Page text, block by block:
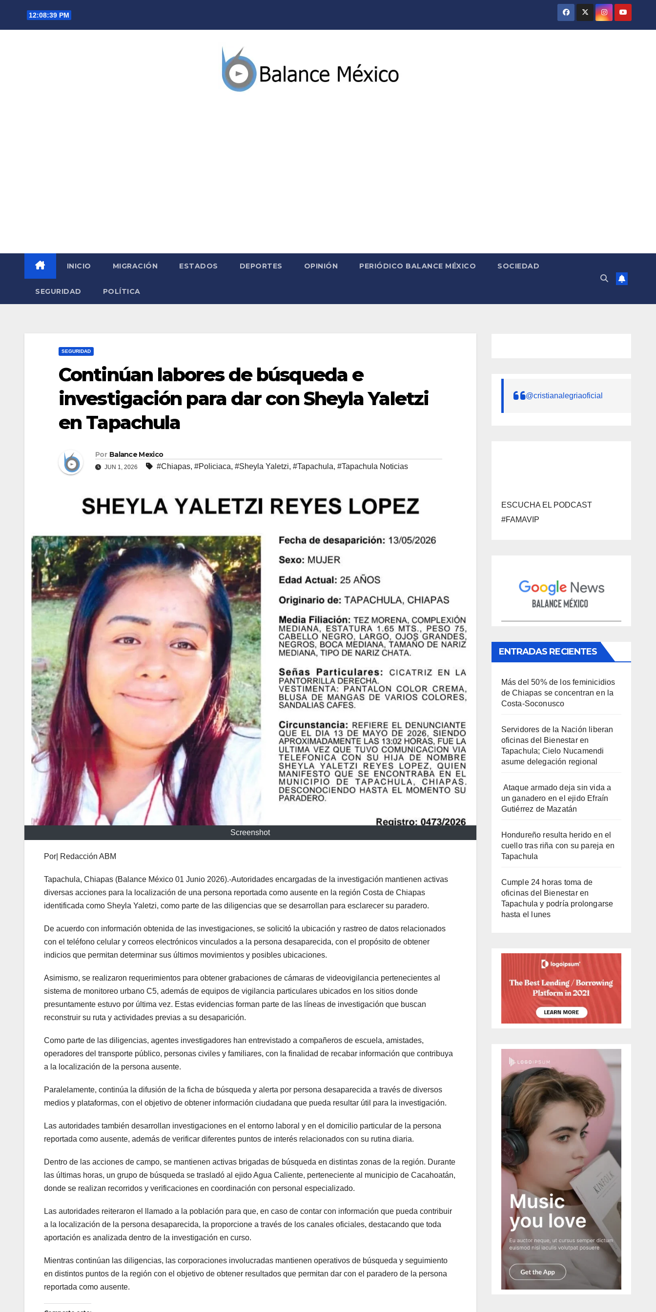
12:08:40 PM
INICIO MIGRACIÓN ESTADOS DEPORTES OPINIÓN PERIÓDICO BALANCE MÉXICO SOCIEDAD
SEGURIDAD POLÍTICA
SEGURIDAD
Continúan labores de búsqueda e
investigación para dar con Sheyla Yaletzi
en Tapachula
Por Balance Mexico
JUN 1, 2026 #Chiapas, #Policiaca, #Sheyla Yaletzi, #Tapachula, #Tapachula Noticias
Screenshot
Por| Redacción ABM
Tapachula, Chiapas (Balance México 01 Junio 2026).-Autoridades encargadas de la investigación mantienen activas
diversas acciones para la localización de una persona reportada como ausente en la región Costa de Chiapas
identificada como Sheyla Yaletzi, como parte de las diligencias que se desarrollan para esclarecer su paradero.
De acuerdo con información obtenida de las investigaciones, se solicitó la ubicación y rastreo de datos relacionados
con el teléfono celular y correos electrónicos vinculados a la persona desaparecida, con el propósito de obtener
indicios que permitan determinar sus últimos movimientos y posibles ubicaciones.
Asimismo, se realizaron requerimientos para obtener grabaciones de cámaras de videovigilancia pertenecientes al
sistema de monitoreo urbano C5, además de equipos de vigilancia particulares ubicados en los sitios donde
presuntamente estuvo por última vez. Estas evidencias forman parte de las líneas de investigación que buscan
reconstruir su ruta y actividades previas a su desaparición.
Como parte de las diligencias, agentes investigadores han entrevistado a compañeros de escuela, amistades,
operadores del transporte público, personas civiles y familiares, con la finalidad de recabar información que contribuya
a la localización de la persona ausente.
Paralelamente, continúa la difusión de la ficha de búsqueda y alerta por persona desaparecida a través de diversos
medios y plataformas, con el objetivo de obtener información ciudadana que pueda resultar útil para la investigación.
Las autoridades también desarrollan investigaciones en el entorno laboral y en el domicilio particular de la persona
reportada como ausente, además de verificar diferentes puntos de interés relacionados con su rutina diaria.
Dentro de las acciones de campo, se mantienen activas brigadas de búsqueda en distintas zonas de la región. Durante
las últimas horas, un grupo de búsqueda se trasladó al ejido Agua Caliente, perteneciente al municipio de Cacahoatán,
donde se realizan recorridos y verificaciones en coordinación con personal especializado.
Las autoridades reiteraron el llamado a la población para que, en caso de contar con información que pueda contribuir
a la localización de la persona desaparecida, la proporcione a través de los canales oficiales, destacando que toda
aportación es analizada dentro de la investigación en curso.
Mientras continúan las diligencias, las corporaciones involucradas mantienen operativos de búsqueda y seguimiento
en distintos puntos de la región con el objetivo de obtener resultados que permitan dar con el paradero de la persona
reportada como ausente.
@cristianalegriaoficial
ESCUCHA EL PODCAST
#FAMAVIP
ENTRADAS RECIENTES
Más del 50% de los feminicidios
de Chiapas se concentran en la
Costa-Soconusco
Servidores de la Nación liberan
oficinas del Bienestar en
Tapachula; Cielo Nucamendi
asume delegación regional
Ataque armado deja sin vida a
un ganadero en el ejido Efraín
Gutiérrez de Mazatán
Hondureño resulta herido en el
cuello tras riña con su pareja en
Tapachula
Cumple 24 horas toma de
oficinas del Bienestar en
Tapachula y podría prolongarse
hasta el lunes